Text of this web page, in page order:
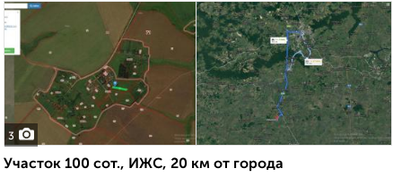
3
Участок 100 сот., ИЖС, 20 км от города